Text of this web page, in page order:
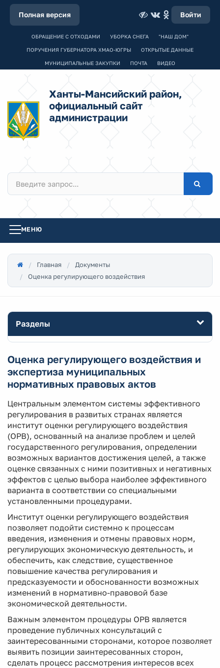
Полная версия Войти
ОБРАЩЕНИЕ С ОТХОДАМИ УБОРКА СНЕГА "НАШ ДОМ"
ПОРУЧЕНИЯ ГУБЕРНАТОРА ХМАО-ЮГРЫ ОТКРЫТЫЕ ДАННЫЕ
МУНИЦИПАЛЬНЫЕ ЗАКУПКИ ПОЧТА ВИДЕО
Ханты-Мансийский район,
официальный сайт
администрации
МЕНЮ
Главная
Документы
Оценка регулирующего воздействия
Разделы
Оценка регулирующего воздействия и
экспертиза муниципальных
нормативных правовых актов
Центральным элементом системы эффективного
регулирования в развитых странах является
институт оценки регулирующего воздействия
(ОРВ), основанный на анализе проблем и целей
государственного регулирования, определении
возможных вариантов достижения целей, а также
оценке связанных с ними позитивных и негативных
эффектов с целью выбора наиболее эффективного
варианта в соответствии со специальными
установленными процедурами.
Институт оценки регулирующего воздействия
позволяет подойти системно к процессам
введения, изменения и отмены правовых норм,
регулирующих экономическую деятельность, и
обеспечить, как следствие, существенное
повышение качества регулирования и
предсказуемости и обоснованности возможных
изменений в нормативно-правовой базе
экономической деятельности.
Важным элементом процедуры ОРВ является
проведение публичных консультаций с
заинтересованными сторонами, которое позволяет
выявить позиции заинтересованных сторон,
сделать процесс рассмотрения интересов всех